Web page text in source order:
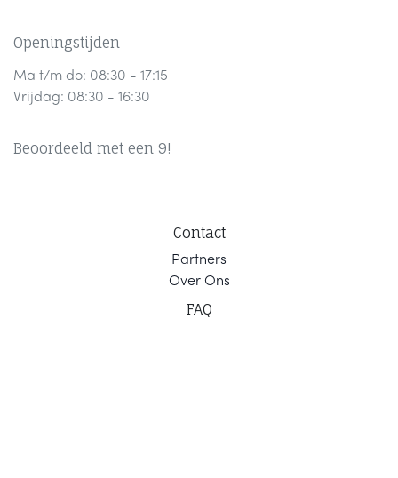
Openingstijden
Ma t/m do: 08:30 - 17:15
Vrijdag: 08:30 - 16:30
Beoordeeld met een 9!
Contact
Partners
Over Ons
FAQ